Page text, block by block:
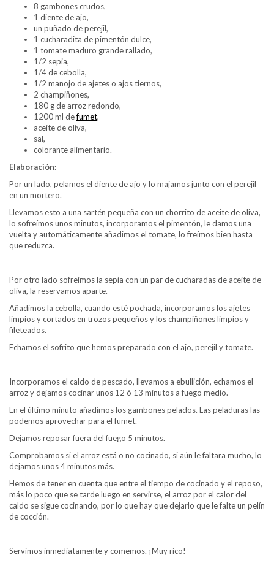
8 gambones crudos,
1 diente de ajo,
un puñado de perejil,
1 cucharadita de pimentón dulce,
1 tomate maduro grande rallado,
1/2 sepia,
1/4 de cebolla,
1/2 manojo de ajetes o ajos tiernos,
2 champiñones,
180 g de arroz redondo,
1200 ml defumet,
aceite de oliva,
sal,
colorante alimentario.
Elaboración:
Por un lado, pelamos el diente de ajo y lo majamos junto con el perejil
en un mortero.
Llevamos esto a una sartén pequeña con un chorrito de aceite de oliva,
lo sofreímos unos minutos, incorporamos el pimentón, le damos una
vuelta y automáticamente añadimos el tomate, lo freímos bien hasta
que reduzca.
Por otro lado sofreímos la sepia con un par de cucharadas de aceite de
oliva, la reservamos aparte.
Añadimos la cebolla, cuando esté pochada, incorporamos los ajetes
limpios y cortados en trozos pequeños y los champiñones limpios y
fileteados.
Echamos el sofrito que hemos preparado con el ajo, perejil y tomate.
Incorporamos el caldo de pescado, llevamos a ebullición, echamos el
arroz y dejamos cocinar unos 12 ó 13 minutos a fuego medio.
En el último minuto añadimos los gambones pelados. Las peladuras las
podemos aprovechar para el fumet.
Dejamos reposar fuera del fuego 5 minutos.
Comprobamos si el arroz está o no cocinado, si aún le faltara mucho, lo
dejamos unos 4 minutos más.
Hemos de tener en cuenta que entre el tiempo de cocinado y el reposo,
más lo poco que se tarde luego en servirse, el arroz por el calor del
caldo se sigue cocinando, por lo que hay que dejarlo que le falte un pelín
de cocción.
Servimos inmediatamente y comemos. ¡Muy rico!